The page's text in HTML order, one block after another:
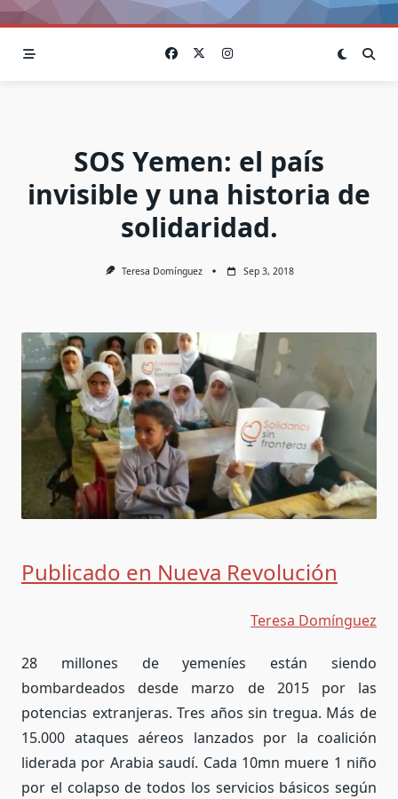
SOS Yemen: el país
invisible y una historia de
solidaridad.
Teresa Domínguez Sep 3, 2018
Publicado en Nueva Revolución
Teresa Domínguez
28 millones de yemeníes están siendo
bombardeados desde marzo de 2015 por las
potencias extranjeras. Tres años sin tregua. Más de
15.000 ataques aéreos lanzados por la coalición
liderada por Arabia saudí. Cada 10mn muere 1 niño
por el colapso de todos los servicios básicos según